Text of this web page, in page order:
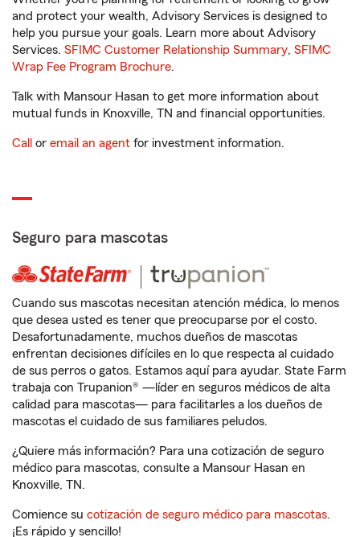
and protect your wealth, Advisory Services is designed to
help you pursue your goals. Learn more about Advisory
Services. SFIMC Customer Relationship Summary, SFIMC
Wrap Fee Program Brochure.
Talk with Mansour Hasan to get more information about
mutual funds in Knoxville, TN and financial opportunities.
Call or email an agent for investment information.
Seguro para mascotas
Cuando sus mascotas necesitan atención médica, lo menos
que desea usted es tener que preocuparse por el costo.
Desafortunadamente, muchos dueños de mascotas
enfrentan decisiones difíciles en lo que respecta al cuidado
de sus perros o gatos. Estamos aquí para ayudar. State Farm
trabaja con Trupanion® —líder en seguros médicos de alta
calidad para mascotas— para facilitarles a los dueños de
mascotas el cuidado de sus familiares peludos.
¿Quiere más información? Para una cotización de seguro
médico para mascotas, consulte a Mansour Hasan en
Knoxville, TN.
Comience su cotización de seguro médico para mascotas.
¡Es rápido y sencillo!